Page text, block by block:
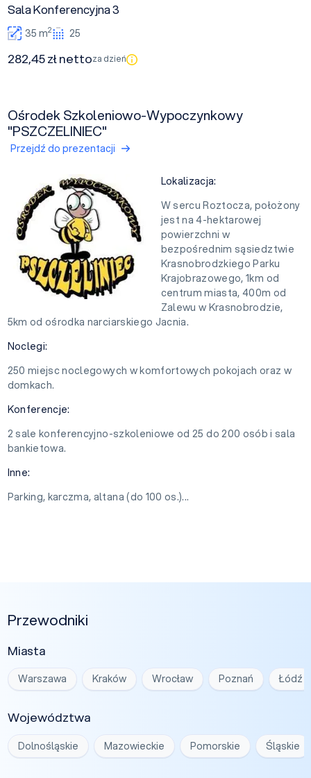
Sala Konferencyjna 3
35 m2 25
282,45 zł nettoza dzień
Ośrodek Szkoleniowo-Wypoczynkowy
"PSZCZELINIEC"
Przejdź do prezentacji
Lokalizacja:
W sercu Roztocza, położony
jest na 4-hektarowej
powierzchni w
bezpośrednim sąsiedztwie
Krasnobrodzkiego Parku
Krajobrazowego, 1km od
centrum miasta, 400m od
Zalewu w Krasnobrodzie,
5km od ośrodka narciarskiego Jacnia.
Noclegi:
250 miejsc noclegowych w komfortowych pokojach oraz w
domkach.
Konferencje:
2 sale konferencyjno-szkoleniowe od 25 do 200 osób i sala
bankietowa.
Inne:
Parking, karczma, altana (do 100 os.)...
Przewodniki
Miasta
Warszawa Kraków Wrocław Poznań Łódź
Województwa
Dolnośląskie Mazowieckie Pomorskie Śląskie